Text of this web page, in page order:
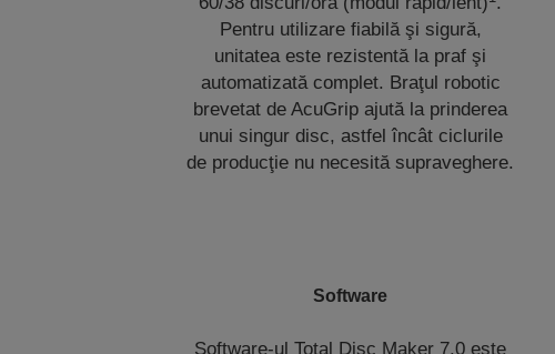
Pentru utilizare fiabilă şi sigură,
unitatea este rezistentă la praf şi
automatizată complet. Braţul robotic
brevetat de AcuGrip ajută la prinderea
unui singur disc, astfel încât ciclurile
de producţie nu necesită supraveghere.
Software
Software-ul Total Disc Maker 7.0 este